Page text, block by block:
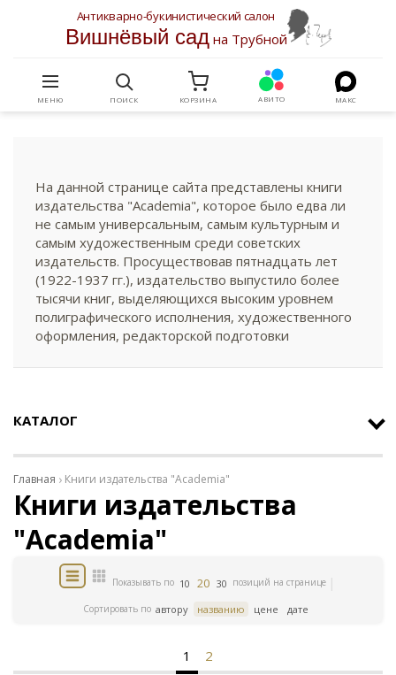
Антикварно-букинистический салон
Вишнёвый садна Трубной
МЕНЮ ПОИСК КОРЗИНА АВИТО МАКС
На данной странице сайта представлены книги
издательства "Academia", которое было едва ли
не самым универсальным, самым культурным и
самым художественным среди советских
издательств. Просуществовав пятнадцать лет
(1922-1937 гг.), издательство выпустило более
тысячи книг, выделяющихся высоким уровнем
полиграфического исполнения, художественного
оформления, редакторской подготовки
КАТАЛОГ
Главная Книги издательства "Academia"
Книги издательства
"Academia"
Показывать по 10 20 30 позиций на странице
Сортировать по автору названию цене дате
1 2